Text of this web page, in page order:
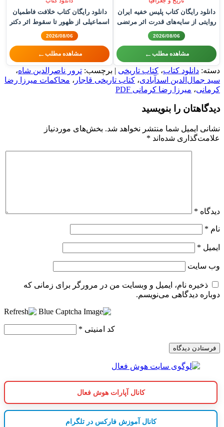
دانلود رایگان کتاب پلیس خفیه ایران
روایتی از سایه‌های قدرت اثر مرتضی
سیفی فمی تفرشی
2026/08/06
مشاهده مطلب ←
دانلود رایگان کتاب خلافت فاطمیان
اسماعیلی از ظهور تا سقوط اثر دکتر
شاهین پهنادایان
2026/08/06
مشاهده مطلب ←
دسته: دانلود کتاب، کتاب تاریخی | برچسب: ترور ناصرالدین شاه،
سید جمال‌الدین اسدآبادی، کتاب تاریخی قاجار ، محاکمات میرزا رضا
کرمانی، میرزا رضا کرمانی PDF
دیدگاهتان را بنویسید
نشانی ایمیل شما منتشر نخواهد شد. بخش‌های موردنیاز
علامت‌گذاری شده‌اند *
دیدگاه *
نام *
ایمیل *
وب‌ سایت
ذخیره نام، ایمیل و وبسایت من در مرورگر برای زمانی که
دوباره دیدگاهی می‌نویسم.
کد امنیتی *
کانال آپارات هوش فعال
کانال آموزش فارکس در تلگرام